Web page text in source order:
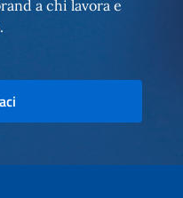
a chi lavora e